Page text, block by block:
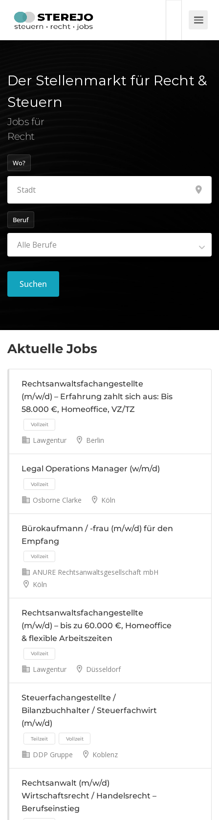
Der Stellenmarkt für Recht &
Steuern
Jobs für
Wirtsch
Wo?
Beruf
Alle Berufe
Suchen
Aktuelle Jobs
Rechtsanwaltsfachangestellte
(m/w/d) – Erfahrung zahlt sich aus: Bis
58.000 €, Homeoffice, VZ/TZ
Vollzeit
Lawgentur Berlin
Legal Operations Manager (w/m/d)
Vollzeit
Osborne Clarke Köln
Bürokaufmann / -frau (m/w/d) für den
Empfang
Vollzeit
ANURE Rechtsanwaltsgesellschaft mbH
Köln
Rechtsanwaltsfachangestellte
(m/w/d) – bis zu 60.000 €, Homeoffice
& flexible Arbeitszeiten
Vollzeit
Lawgentur Düsseldorf
Steuerfachangestellte /
Bilanzbuchhalter / Steuerfachwirt
(m/w/d)
DDP Gruppe Koblenz
Rechtsanwalt (m/w/d)
Wirtschaftsrecht / Handelsrecht –
Berufseinstieg